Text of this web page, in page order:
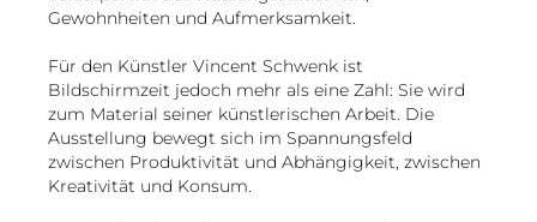
Gewohnheiten und Aufmerksamkeit.
Für den Künstler Vincent Schwenk ist
Bildschirmzeit jedoch mehr als eine Zahl: Sie wird
zum Material seiner künstlerischen Arbeit. Die
Ausstellung bewegt sich im Spannungsfeld
zwischen Produktivität und Abhängigkeit, zwischen
Kreativität und Konsum.